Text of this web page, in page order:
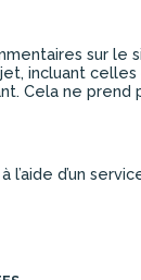
sur
incluant
Cela ne
d’un